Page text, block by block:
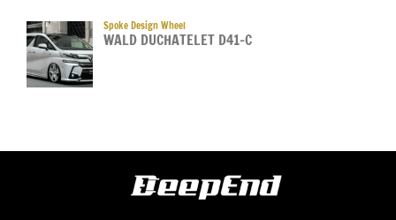
Spoke Design Wheel
WALD DUCHATELET D41-C